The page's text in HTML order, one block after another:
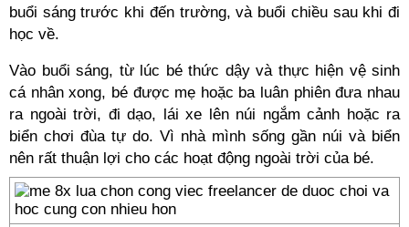
buổi sáng trước khi đến trường, và buổi chiều sau khi đi
học về.
Vào buổi sáng, từ lúc bé thức dậy và thực hiện vệ sinh
cá nhân xong, bé được mẹ hoặc ba luân phiên đưa nhau
ra ngoài trời, đi dạo, lái xe lên núi ngắm cảnh hoặc ra
biển chơi đùa tự do. Vì nhà mình sống gần núi và biển
nên rất thuận lợi cho các hoạt động ngoài trời của bé.